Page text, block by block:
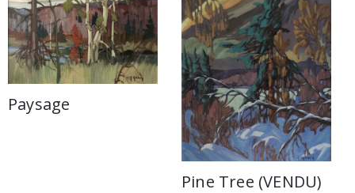
Paysage
Pine Tree (VENDU)